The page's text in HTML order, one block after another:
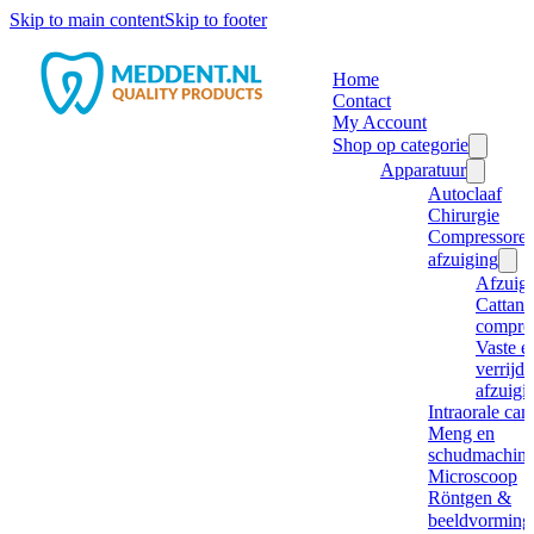
Skip to main contentSkip to footer
Home
Contact
My Account
Shop op categorie
Apparatuur
Autoclaaf
Chirurgie
afzuiging
Cattani
Vaste
Intraorale
Meng en
Microscoop
Röntgen &
beeldvorming